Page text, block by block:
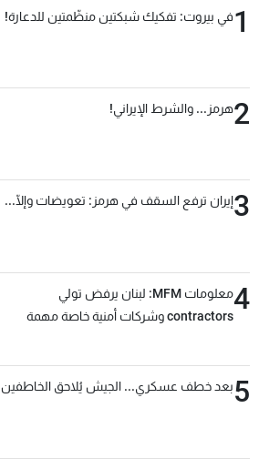
1في بيروت: تفكيك شبكتين منظّمتين للدعارة!
2هرمز... والشرط الإيراني!
3إيران ترفع السقف في هرمز: تعويضات وإلّا...
4
معلومات MFM: لبنان يرفض تولي
contractors وشركات أمنية خاصة مهمة
5بعد خطف عسكري... الجيش يُلاحق الخاطفين